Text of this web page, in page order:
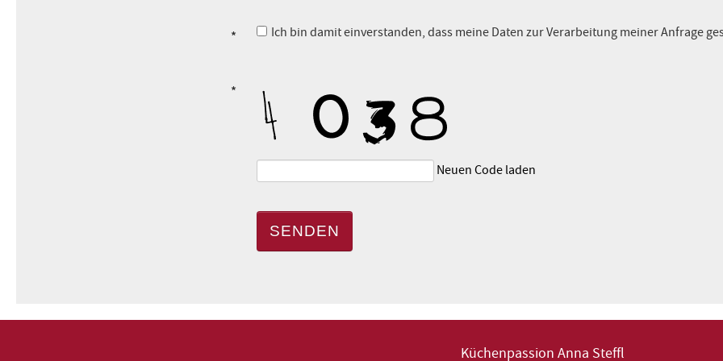
* Ich bin damit einverstanden, dass meine Daten zur Verarbeitung meiner Anfrage
*
Neuen Code laden
SENDEN
Küchenpassion Anna Steffl